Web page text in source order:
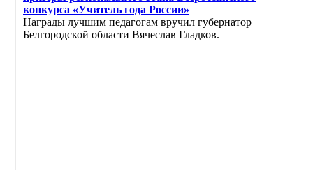
конкурса «Учитель года России»
Награды лучшим педагогам вручил губернатор
Белгородской области Вячеслав Гладков.